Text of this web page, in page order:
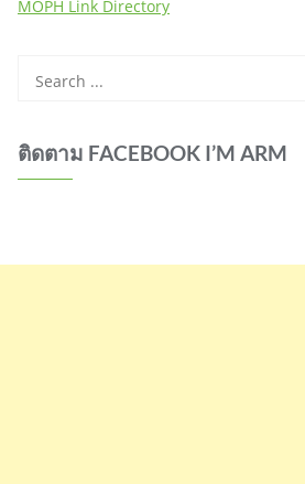
MOPH Link Directory
ติดตาม FACEBOOK I’M ARM